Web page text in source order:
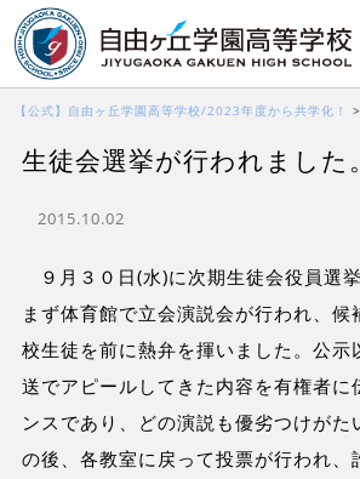
【公式】自由ヶ丘学園高等学校/2023年度から共学化！ >
行われました。
生徒会選挙が行われました。
2015.10.02
９月３０日(水)に次期生徒会役員選
まず体育館で立会演説会が行われ、候
校生徒を前に熱弁を揮いました。公示
送でアピールしてきた内容を有権者に
ンスであり、どの演説も優劣つけがた
の後、各教室に戻って投票が行われ、